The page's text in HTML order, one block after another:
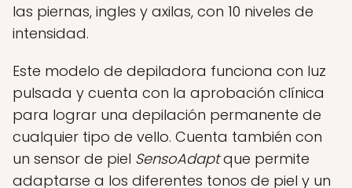
las piernas, ingles y axilas, con 10 niveles de
intensidad.
Este modelo de depiladora funciona con luz
pulsada y cuenta con la aprobación clínica
para lograr una depilación permanente de
cualquier tipo de vello. Cuenta también con
un sensor de piel SensoAdaptque permite
adaptarse a los diferentes tonos de piel y un